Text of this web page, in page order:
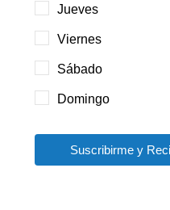
Jueves
Viernes
Sábado
Domingo
Suscribirme y